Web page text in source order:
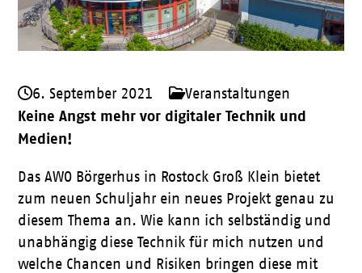
6. September 2021 Veranstaltungen
Keine Angst mehr vor digitaler Technik und
Medien!
Das AWO Börgerhus in Rostock Groß Klein bietet
zum neuen Schuljahr ein neues Projekt genau zu
diesem Thema an. Wie kann ich selbständig und
unabhängig diese Technik für mich nutzen und
welche Chancen und Risiken bringen diese mit